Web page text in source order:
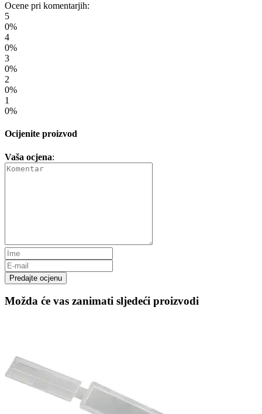
Ocene pri komentarjih:
5
0%
4
0%
3
0%
2
0%
1
0%
Ocijenite proizvod
Vaša ocjena:
Predajte ocjenu
Možda će vas zanimati sljedeći proizvodi